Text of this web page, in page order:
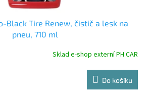
Black Tire Renew, čistič a lesk na
pneu, 710 ml
Sklad e-shop externí PH CAR
Do košíku